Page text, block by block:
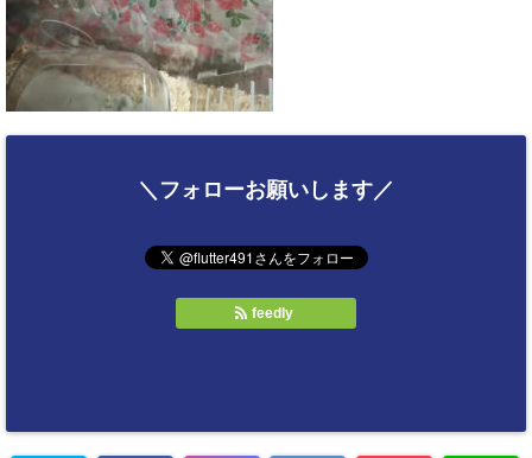
＼フォローお願いします／
feedly